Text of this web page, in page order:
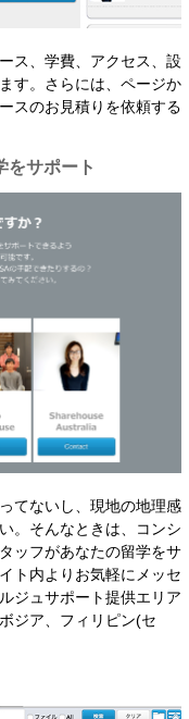
ス、学費、アクセス、設
す。さらには、ページか
スのお見積りを依頼する
をサポート
てないし、現地の地理感
。そんなときは、コンシ
ッフがあなたの留学をサ
ト内よりお気軽にメッセ
ジュサポート提供エリア
ジア、フィリピン(セ